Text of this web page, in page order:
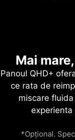
Mai
Panoul QHD+
ce rata de
miscare
*Opțional.